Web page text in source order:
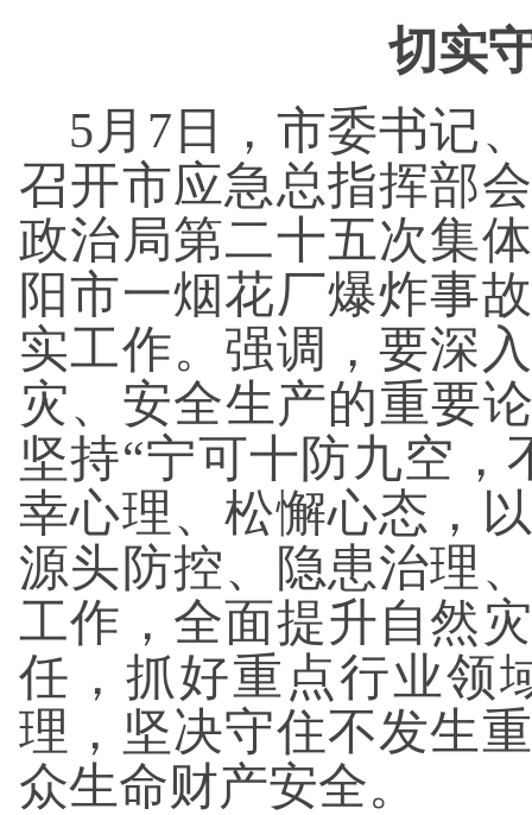
切实
5月7日，市委书记
召开市应急总指挥部
政治局第二十五次集
阳市一烟花厂爆炸事
实工作。强调，要深
灾、安全生产的重要
坚持“宁可十防九空
幸心理、松懈心态，
源头防控、隐患治理
工作，全面提升自然
任，抓好重点行业领
理，坚决守住不发生
众生命财产安全。